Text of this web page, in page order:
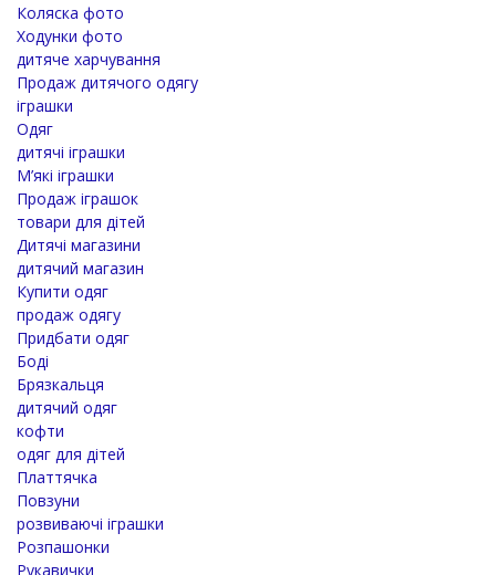
Коляска фото
Ходунки фото
дитяче харчування
Продаж дитячого одягу
іграшки
Одяг
дитячі іграшки
М’які іграшки
Продаж іграшок
товари для дітей
Дитячі магазини
дитячий магазин
Купити одяг
продаж одягу
Придбати одяг
Боді
Брязкальця
дитячий одяг
кофти
одяг для дітей
Платтячка
Повзуни
розвиваючі іграшки
Розпашонки
Рукавички